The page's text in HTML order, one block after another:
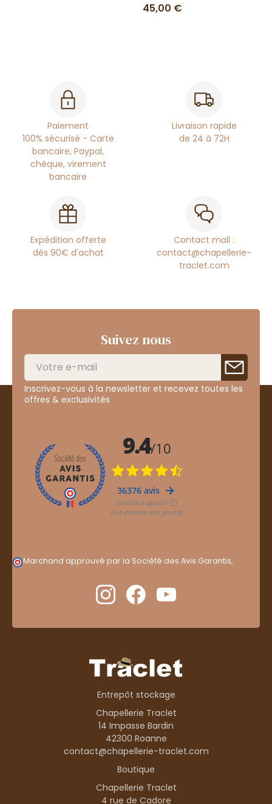
45,00 €
Paiement
100% sécurisé - Carte
bancaire, Paypal,
chèque, virement
bancaire
Livraison rapide
de 24 à 72H
Expédition offerte
dès 90€ d'achat
Contact mail :
contact@chapellerie-
traclet.com
Suivez nous
Inscrivez-vous à la newsletter et recevez toutes les
offres & exclusivités
Marchand approuvé par la Société des Avis Garantis,
.
Entrepôt stockage
Chapellerie Traclet
14 Impasse Bardin
42300 Roanne
contact@chapellerie-traclet.com
Boutique
Chapellerie Traclet
4 rue de Cadore